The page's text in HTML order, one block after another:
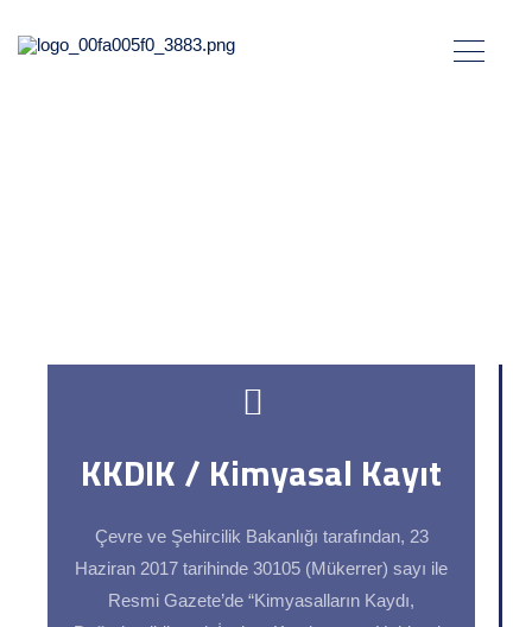
KKDIK / Kimyasal Kayıt
Çevre ve Şehircilik Bakanlığı tarafından, 23
Haziran 2017 tarihinde 30105 (Mükerrer) sayı ile
Resmi Gazete’de “Kimyasalların Kaydı,